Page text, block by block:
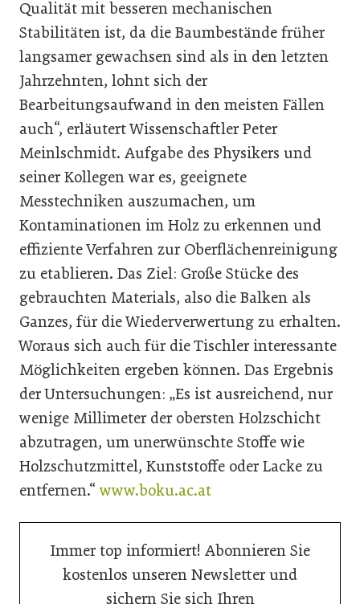
Qualität mit besseren mechanischen
Stabilitäten ist, da die Baumbestände früher
langsamer gewachsen sind als in den letzten
Jahrzehnten, lohnt sich der
Bearbeitungsaufwand in den meisten Fällen
auch“, erläutert Wissenschaftler Peter
Meinlschmidt. Aufgabe des Physikers und
seiner Kollegen war es, geeignete
Messtechniken auszumachen, um
Kontaminationen im Holz zu erkennen und
effiziente Verfahren zur Oberflächenreinigung
zu etablieren. Das Ziel: Große Stücke des
gebrauchten Materials, also die Balken als
Ganzes, für die Wiederverwertung zu erhalten.
Woraus sich auch für die Tischler interessante
Möglichkeiten ergeben können. Das Ergebnis
der Untersuchungen: „Es ist ausreichend, nur
wenige Millimeter der obersten Holzschicht
abzutragen, um unerwünschte Stoffe wie
Holzschutzmittel, Kunststoffe oder Lacke zu
entfernen.“www.boku.ac.at
Immer top informiert! Abonnieren Sie
kostenlos unseren Newsletter und
sichern Sie sich Ihren